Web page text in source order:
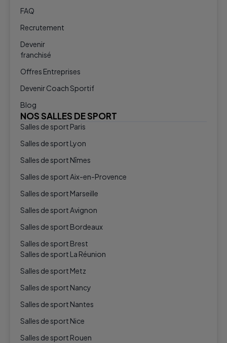
FAQ
Recrutement
Devenir
franchisé
Offres Entreprises
Devenir Coach Sportif
Blog
NOS SALLES DE SPORT
Salles de sport Paris
Salles de sport Lyon
Salles de sport Nîmes
Salles de sport Aix-en-Provence
Salles de sport Marseille
Salles de sport Avignon
Salles de sport Bordeaux
Salles de sport Brest
Salles de sport La Réunion
Salles de sport Metz
Salles de sport Nancy
Salles de sport Nantes
Salles de sport Nice
Salles de sport Rouen